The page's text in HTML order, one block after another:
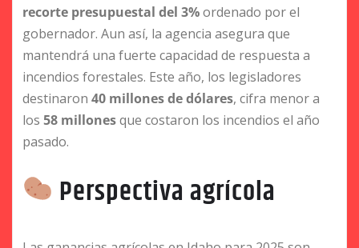
recorte presupuestal del 3%ordenado por el
gobernador. Aun así, la agencia asegura que
mantendrá una fuerte capacidad de respuesta a
incendios forestales. Este año, los legisladores
destinaron 40 millones de dólares, cifra menor a
los 58 millonesque costaron los incendios el año
pasado.
Perspectiva agrícola